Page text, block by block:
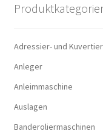
Adressier- und
Anleger
Anleimmaschine
Auslagen
Banderoliermaschinen